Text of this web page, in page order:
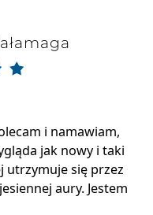
i namawiam,
jak nowy i taki
utrzymuje się przez
aury. Jestem